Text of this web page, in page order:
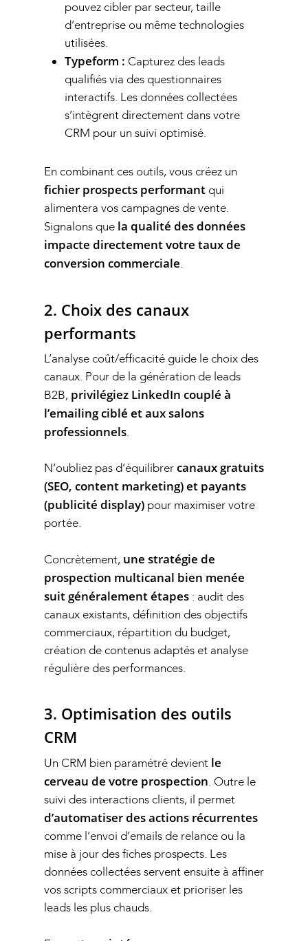
pouvez cibler par secteur, taille
d’entreprise ou même technologies
utilisées.
Typeform : Capturez des leads
qualifiés via des questionnaires
interactifs. Les données collectées
s’intègrent directement dans votre
CRM pour un suivi optimisé.
En combinant ces outils, vous créez un
fichier prospects performant qui
alimentera vos campagnes de vente.
Signalons que la qualité des données
impacte directement votre taux de
conversion commerciale.
2. Choix des canaux
performants
L’analyse coût/efficacité guide le choix des
canaux. Pour de la génération de leads
B2B, privilégiez LinkedIn couplé à
l’emailing ciblé et aux salons
professionnels.
N’oubliez pas d’équilibrercanaux gratuits
(SEO, content marketing) et payants
(publicité display) pour maximiser votre
portée.
Concrètement, une stratégie de
prospection multicanal bien menée
suit généralement étapes : audit des
canaux existants, définition des objectifs
commerciaux, répartition du budget,
création de contenus adaptés et analyse
régulière des performances.
3. Optimisation des outils
CRM
Un CRM bien paramétré devient le
cerveau de votre prospection. Outre le
suivi des interactions clients, il permet
d’automatiser des actions récurrentes
comme l’envoi d’emails de relance ou la
mise à jour des fiches prospects. Les
données collectées servent ensuite à affiner
vos scripts commerciaux et prioriser les
leads les plus chauds.
Notre Agence
Nos Services